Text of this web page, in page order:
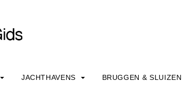
JACHTHAVENS BRUGGEN & SLUIZEN